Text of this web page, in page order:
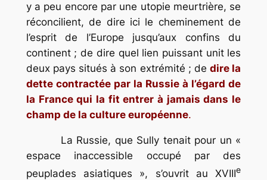
y a peu encore par une utopie meurtrière, se
réconcilient, de dire ici le cheminement de
l’esprit de l’Europe jusqu’aux confins du
continent ; de dire quel lien puissant unit les
deux pays situés à son extrémité ; dedire la
dette contractée par la Russie à l’égard de
la France qui la fit entrer à jamais dans le
champ de la culture européenne.
La Russie, que Sully tenait pour un «
espace inaccessible occupé par des
peuplades asiatiques », s’ouvrit au XVIIIe